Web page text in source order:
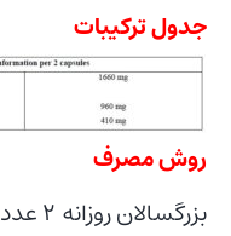
جدول ترکیبات
روش مصرف